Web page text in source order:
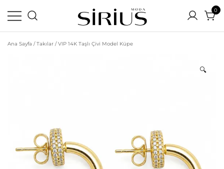
Uygun Fiyatlı Online Alışveriş
Ortamın En Parlak Yıldızı Siz Olun
0
Ana Sayfa /Takılar / VIP 14K Taşlı Çivi Model Küpe
🔍